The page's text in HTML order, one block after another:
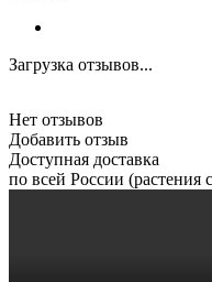
Загрузка отзывов...
Нет отзывов
Добавить отзыв
Доступная доставка
по всей России (растения